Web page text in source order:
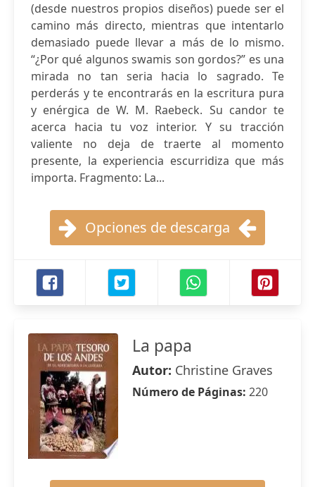
(desde nuestros propios diseños) puede ser el
camino más directo, mientras que intentarlo
demasiado puede llevar a más de lo mismo.
“¿Por qué algunos swamis son gordos?” es una
mirada no tan seria hacia lo sagrado. Te
perderás y te encontrarás en la escritura pura
y enérgica de W. M. Raebeck. Su candor te
acerca hacia tu voz interior. Y su tracción
valiente no deja de traerte al momento
presente, la experiencia escurridiza que más
importa. Fragmento: La...
Opciones de descarga
La papa
Autor: Christine Graves
Número de Páginas: 220